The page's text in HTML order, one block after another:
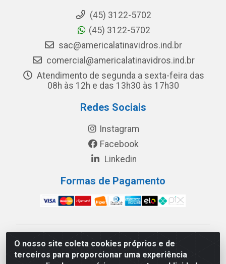
O nosso site coleta cookies próprios e de
terceiros para proporcionar uma experiência
(45) 3122-5702
(45) 3122-5702
sac@americalatinavidros.ind.br
comercial@americalatinavidros.ind.br
Atendimento de segunda a sexta-feira das
08h às 12h e das 13h30 às 17h30
Redes Sociais
Instagram
Facebook
Linkedin
Formas de Pagamento
América Latina Indústria e Comércio de Vidros LTDA -
CNPJ 19.813.045/0001-03 - Rua Carlos Drummond de
Andrade, 151 Núcleo Industrial III – Cascavel/PR - CEP